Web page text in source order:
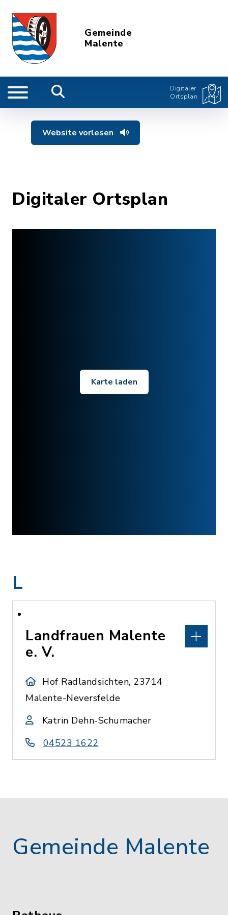
Gemeinde
Malente
Digitaler
Ortsplan
Website vorlesen
Digitaler Ortsplan
Karte laden
L
Landfrauen Malente
e. V.
Hof Radlandsichten, 23714
Malente-Neversfelde
Katrin Dehn-Schumacher
04523 1622
Gemeinde Malente